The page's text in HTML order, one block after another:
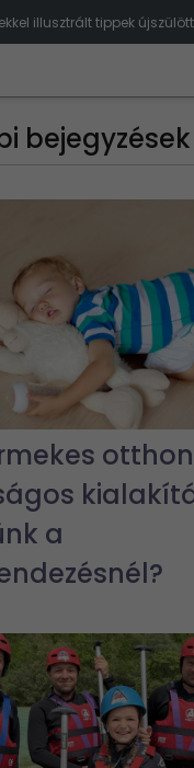
illusztrált tippek
bejegyzések
a